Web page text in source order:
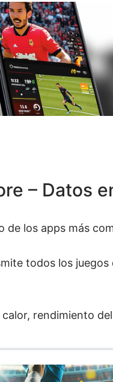
– Datos
de los apps más
todos los juegos
rendimiento